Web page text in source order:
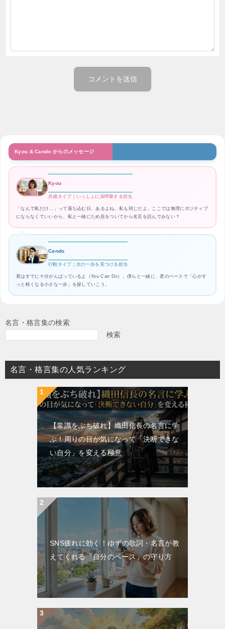
Kyou & Cando からのメッセージ
Kyou
共感タイプ｜いっしょに深呼吸する担当
「なんで私だけ…」って落ち込む日、あるよね。私も同じだよ。ここでは無理にポジティブ
にならなくていいから、私と一緒にため息をついてから名言を読んでみない？
Cando
行動タイプ｜次の一歩を見つける担当
君はすでに十分がんばっているよ（You Can Do）。僕らと一緒に、君のペースで「心がす
っと軽くなる小さな一歩」を探していこう。
名言・格言集の検索
検索
名言・格言集の人気ランキング
【常識をぶち破れ】織田信長の名言に学
ぶ！周りの目が気になって「決断できな
い自分」を変える極意
SNS疲れに効く！ゆずの歌詞・名言が教
えてくれる「自分のペース」の守り方